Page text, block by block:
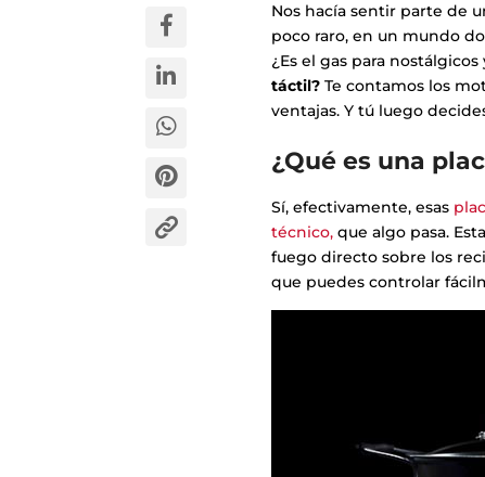
Nos hacía sentir parte de
poco raro, en un mundo
¿Es el gas para
táctil? Te contamos los
ventajas. Y tú luego
¿Qué es una
Sí, efectivamente, esas
técnico, que algo pasa.
fuego directo sobre los
que puedes controlar